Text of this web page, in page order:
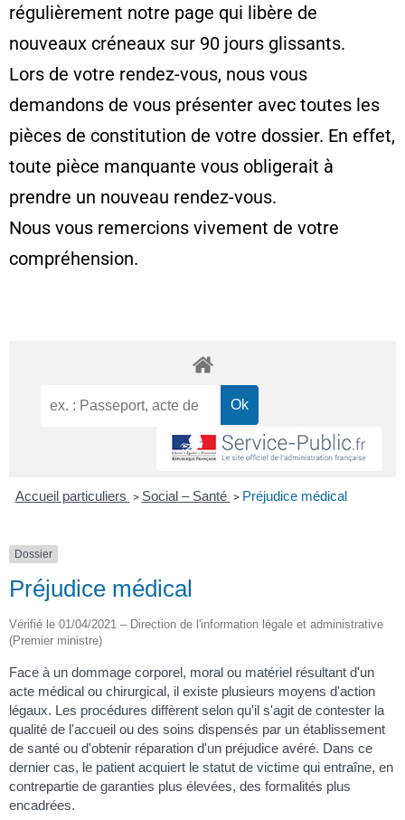
régulièrement notre page qui libère de
nouveaux créneaux sur 90 jours glissants.
Lors de votre rendez-vous, nous vous
demandons de vous présenter avec toutes les
pièces de constitution de votre dossier. En effet,
toute pièce manquante vous obligerait à
prendre un nouveau rendez-vous.
Nous vous remercions vivement de votre
compréhension.
Accueil particuliers > Social – Santé > Préjudice médical
Dossier
Préjudice médical
Vérifié le 01/04/2021 – Direction de l'information légale et administrative
(Premier ministre)
Face à un dommage corporel, moral ou matériel résultant d'un
acte médical ou chirurgical, il existe plusieurs moyens d'action
légaux. Les procédures diffèrent selon qu'il s'agit de contester la
qualité de l'accueil ou des soins dispensés par un établissement
de santé ou d'obtenir réparation d'un préjudice avéré. Dans ce
dernier cas, le patient acquiert le statut de victime qui entraîne, en
contrepartie de garanties plus élevées, des formalités plus
encadrées.